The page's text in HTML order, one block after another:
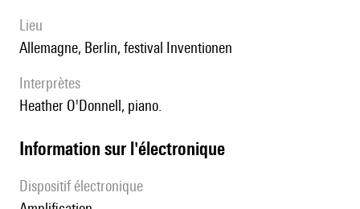
lieu
Allemagne, Berlin, festival Inventionen
interprètes
Heather O'Donnell, piano.
Information sur l'électronique
Dispositif électronique